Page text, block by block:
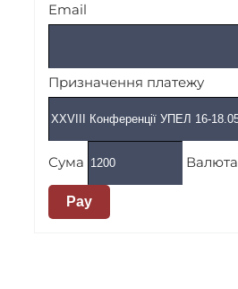
Email
Призначення платежу
Сума Валюта
Pay